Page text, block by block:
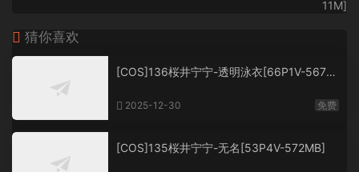
11M]
猜你喜欢
[COS]136桜井宁宁-透明泳衣[66P1V-567M
2025-12-30 免费
[COS]135桜井宁宁-无名[53P4V-572MB]